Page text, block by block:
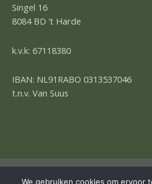
Singel 16
8084 BD ’t Harde
k.v.k: 67118380
IBAN: NL91RABO 0313537046
t.n.v. Van Suus
We gebruiken cookies om ervoor